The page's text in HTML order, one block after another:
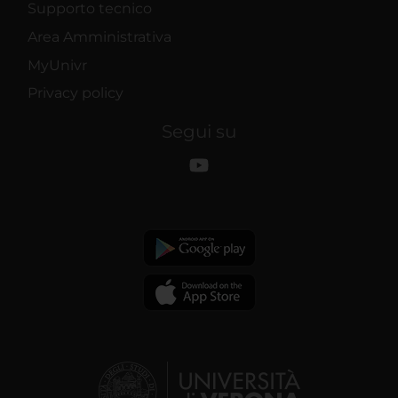
Supporto tecnico
Area Amministrativa
MyUnivr
Privacy policy
Segui su